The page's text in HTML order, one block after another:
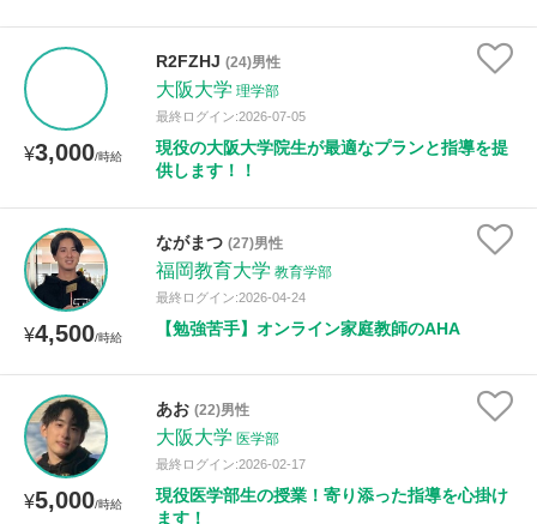
¥3,000/時給
R2FZHJ (24)男性
大阪大学 理学部
最終ログイン:2026-07-05
現役の大阪大学院生が最適なプランと指導を提
供します！！
¥4,500/時給
ながまつ (27)男性
福岡教育大学 教育学部
最終ログイン:2026-04-24
【勉強苦手】オンライン家庭教師のAHA
¥5,000/時給
あお (22)男性
大阪大学 医学部
最終ログイン:2026-02-17
現役医学部生の授業！寄り添った指導を心掛け
ます！